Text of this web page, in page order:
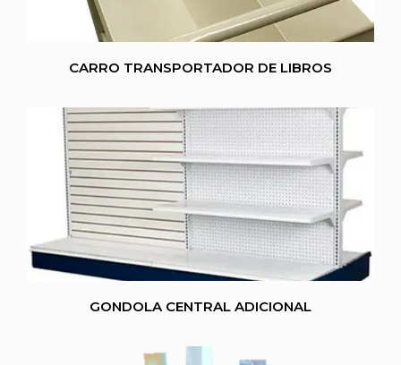
CARRO TRANSPORTADOR DE LIBROS
GONDOLA CENTRAL ADICIONAL